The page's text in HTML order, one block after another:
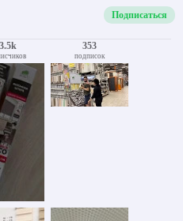
Подписаться
353
подписок